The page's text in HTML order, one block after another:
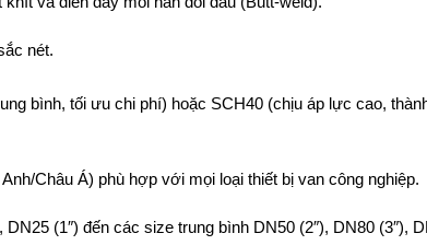
nét.
bình, tối ưu chi phí) hoặc SCH40 (chịu áp lực cao,
Châu Á) phù hợp với mọi loại thiết bị van công nghiệp.
(1″) đến các size trung bình DN50 (2″), DN80 (3″),